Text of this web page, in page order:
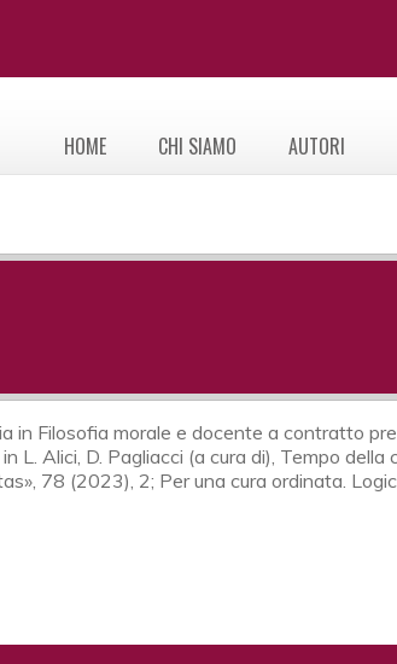
HOME CHI SIAMO AUTORI
in Filosofia morale e docente a contratto
L. Alici, D. Pagliacci (a cura di), Tempo
78 (2023), 2; Per una cura ordinata.